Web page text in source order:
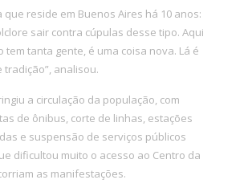
que reside em Buenos Aires há 10 anos:
sair contra cúpulas desse tipo. Aqui
tem tanta gente, é uma coisa nova. Lá é
tradição”, analisou.
a circulação da população, com
de ônibus, corte de linhas, estações
e suspensão de serviços públicos
dificultou muito o acesso ao Centro da
as manifestações.